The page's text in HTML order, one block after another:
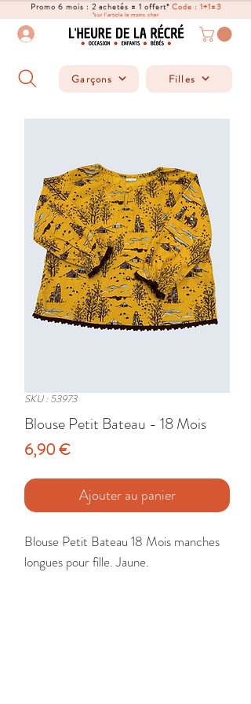
Promo 6 mois : 2 achetés = 1 offert*Code : 1+1=3
*sur l'article le moins cher
Garçons Filles
SKU : 53973
Blouse Petit Bateau - 18 Mois
6,90 €Prix
Ajouter au panier
Blouse Petit Bateau 18 Mois manches
longues pour fille. Jaune.